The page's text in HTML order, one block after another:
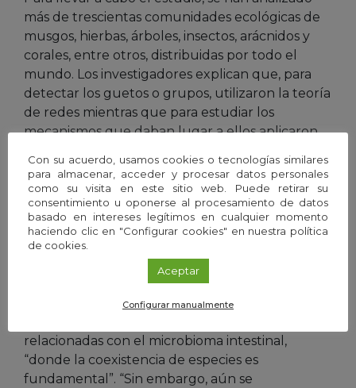
más de trescientas comunidades ecológicas de
musgos, hierbas, árboles, insectos, arácnidos y
corales, entre otros, distribuidas por todo el
mundo. Los investigadores explican que, para
detectar los guetos o grupos, utilizaron la teoría
de redes mientras que para estudiar los
mecanismos que daban lugar a ellos aplicaron
simulaciones constatan que la agrupación entre
especies poco abundantes es necesaria para
explicar los patrones de coexistencia observados
a escala mundial. Estos hallazgos pueden tener
profundas implicaciones para la comprensión de
la formación de las comunidades ecológicas.
Entre sus aplicaciones, los expertos destacan la
planificación de la conservación o incluso el
relacionadas con el microbioma intestinal,
“donde la coexistencia de especies es
fundamental”. “Sin embargo, aún se
Con su acuerdo, usamos cookies o tecnologías similares
para almacenar, acceder y procesar datos personales
como su visita en este sitio web. Puede retirar su
consentimiento u oponerse al procesamiento de datos
basado en intereses legítimos en cualquier momento
haciendo clic en "Configurar cookies" en nuestra política
de cookies.
Aceptar
Configurar manualmente